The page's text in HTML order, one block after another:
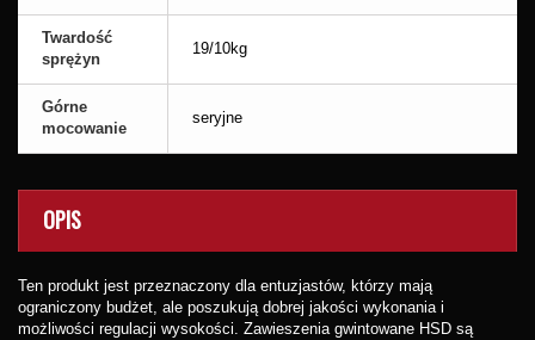
Twardość
sprężyn
19/10kg
Górne
mocowanie
seryjne
OPIS
Ten produkt jest przeznaczony dla entuzjastów, którzy mają
ograniczony budżet, ale poszukują dobrej jakości wykonania i
możliwości regulacji wysokości. Zawieszenia gwintowane HSD są